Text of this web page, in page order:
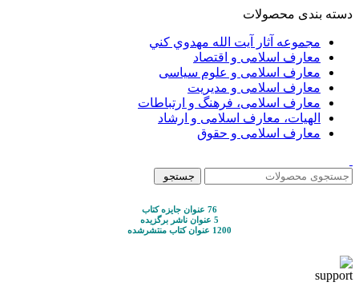
دسته بندی محصولات
مجموعه آثار آيت الله مهدوي كني
معارف اسلامی و اقتصاد
معارف اسلامی و علوم سیاسی
معارف اسلامی و مدیریت
معارف اسلامی، فرهنگ و ارتباطات
الهیات، معارف اسلامی و ارشاد
معارف اسلامی و حقوق
جستجو
76 عنوان جایزه کتاب
5 عنوان ناشر برگزیده
1200 عنوان کتاب منتشرشده